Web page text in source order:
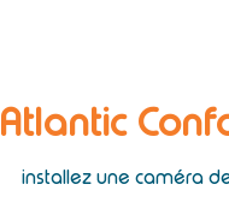
Atlantic
installez une caméra